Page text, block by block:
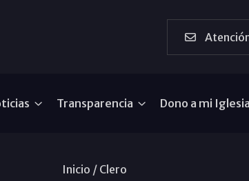
Transparencia Dono a mi Iglesia
Inicio / Clero